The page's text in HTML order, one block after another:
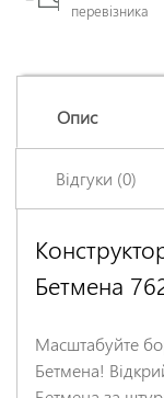
перевізника
Опис
Відгуки (0)
Бетмена
Масштабуйте
Бетмена!
Залишіть відгук
*
Ім'я
Заголовок